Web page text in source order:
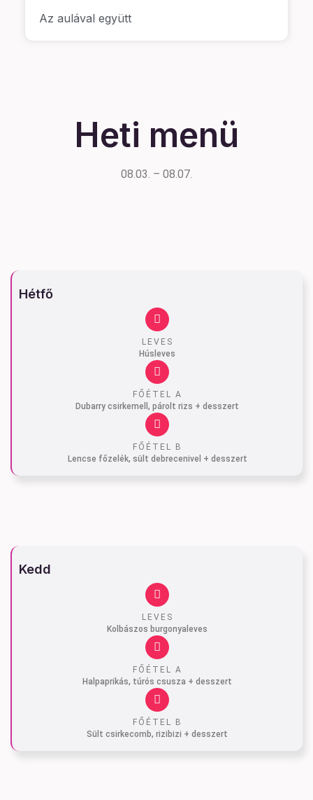
Az aulával együtt
Heti menü
08.03. – 08.07.
Hétfő
LEVES
Húsleves
FŐÉTEL A
Dubarry csirkemell, párolt rizs + desszert
FŐÉTEL B
Lencse főzelék, sült debrecenivel + desszert
Kedd
LEVES
Kolbászos burgonyaleves
FŐÉTEL A
Halpaprikás, túrós csusza + desszert
FŐÉTEL B
Sült csirkecomb, rizibizi + desszert